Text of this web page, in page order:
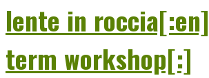
lente in
term workshop[:]